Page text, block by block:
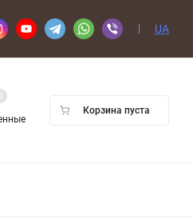
UA
0
Корзина пуста